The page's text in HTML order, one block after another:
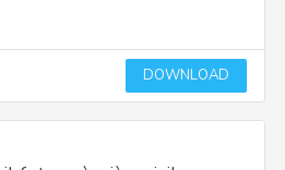
DOWNLOAD